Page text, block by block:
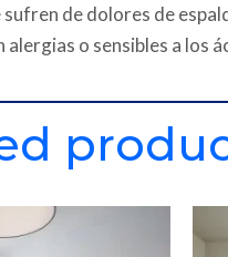
de dolores de
alergias o sensibles a los